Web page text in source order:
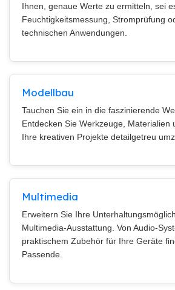
Ihnen, genaue Werte zu ermitteln, sei
Feuchtigkeitsmessung, Stromprüfung
technischen Anwendungen.
Modellbau
Tauchen Sie ein in die faszinierende
Entdecken Sie Werkzeuge, Materialien
Ihre kreativen Projekte detailgetreu
Multimedia
Erweitern Sie Ihre
Multimedia-Ausstattung. Von Audio-
praktischem Zubehör für Ihre Geräte
Passende.